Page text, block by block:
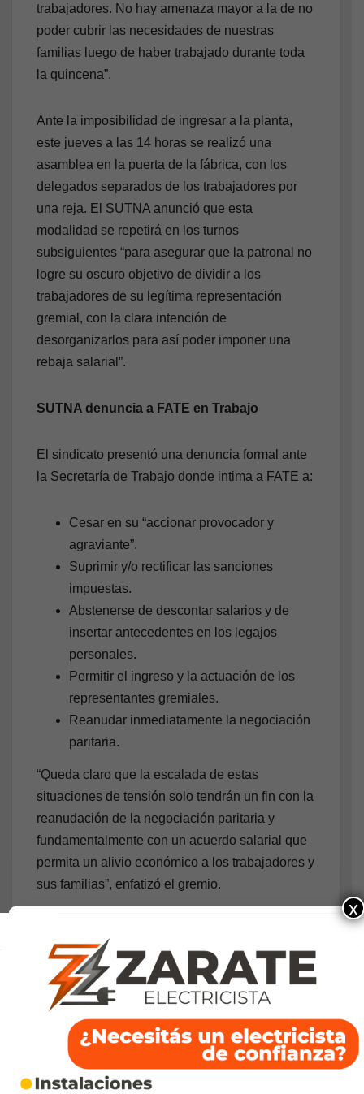
trabajadores. No hay amenaza mayor a la de no
poder cubrir las necesidades de nuestras
familias luego de haber trabajado durante toda
la quincena”.
Ante la imposibilidad de ingresar a la planta,
este jueves a las 14 horas se realizó una
asamblea en la puerta de la fábrica, con los
delegados separados de los trabajadores por
una reja. El SUTNA anunció que esta
modalidad se repetirá en los turnos
subsiguientes “para asegurar que la patronal no
logre su oscuro objetivo de dividir a los
trabajadores de su legítima representación
gremial, con la clara intención de
desorganizarlos para así poder imponer una
rebaja salarial”.
SUTNA denuncia a FATE en Trabajo
El sindicato presentó una denuncia formal ante
la Secretaría de Trabajo donde intima a FATE a:
Cesar en su “accionar provocador y
agraviante”.
Suprimir y/o rectificar las sanciones
impuestas.
Abstenerse de descontar salarios y de
insertar antecedentes en los legajos
personales.
Permitir el ingreso y la actuación de los
representantes gremiales.
Reanudar inmediatamente la negociación
paritaria.
“Queda claro que la escalada de estas
situaciones de tensión solo tendrán un fin con la
reanudación de la negociación paritaria y
fundamentalmente con un acuerdo salarial que
permita un alivio económico a los trabajadores y
sus familias”, enfatizó el gremio.
SUTNA anunció que este viernes se
comunicarán “las acciones gremiales que estén
a la altura, tanto del enojo de los trabajadores
como del desleal accionar de esta patronal”. El
conflicto, que mantiene congelados los salarios
desde enero de 2025, amenaza con paralizar
una de las principales fábricas de neumáticos
x